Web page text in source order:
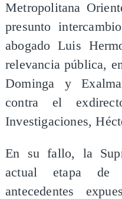
Metropolitana
presunto
abogado Luis
relevancia pública,
Dominga y
contra el
Investigaciones,
En su fallo, la
actual etapa de
antecedentes